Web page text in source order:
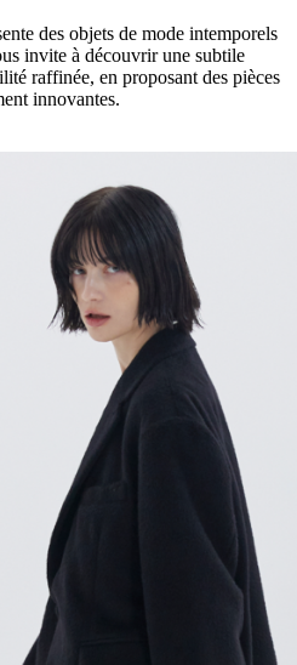
des objets de mode intemporels
invite à découvrir une subtile
raffinée, en proposant des pièces
innovantes.